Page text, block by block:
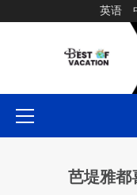
英语
芭堤雅都